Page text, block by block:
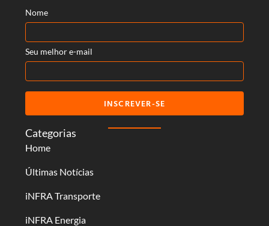
Categorias
Home
Últimas Notícias
iNFRA Transporte
iNFRA Energia
Nome
Seu melhor e-mail
INSCREVER-SE